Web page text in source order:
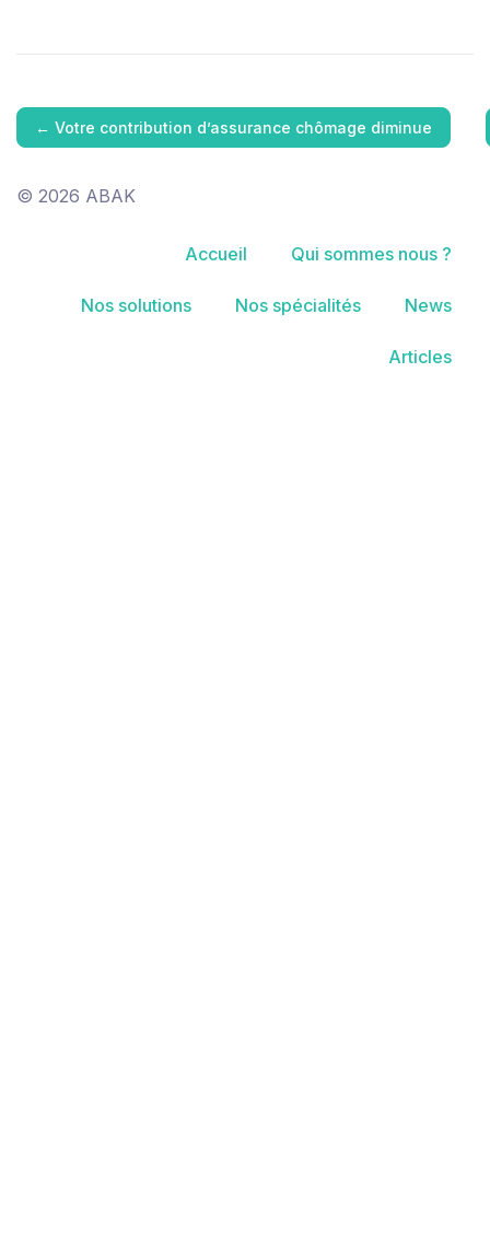
← Votre contribution d’assurance chômage diminue
© 2026 ABAK
Accueil Qui sommes nous ?
Nos solutions Nos spécialités News
Articles